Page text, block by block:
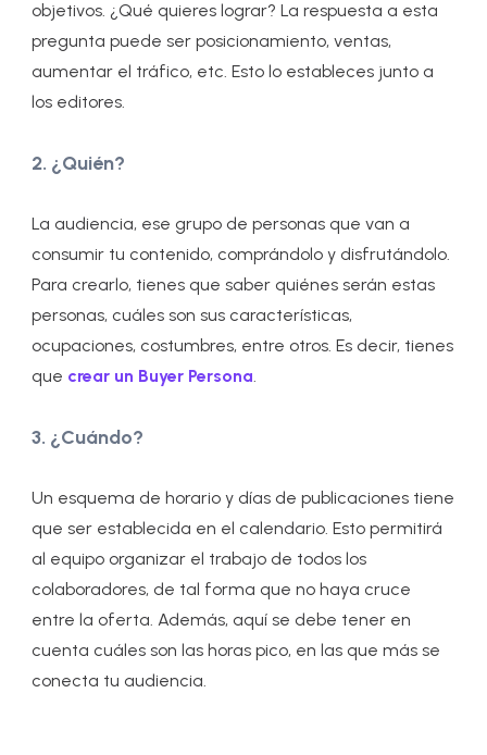
objetivos. ¿Qué quieres lograr? La respuesta a esta
pregunta puede ser posicionamiento, ventas,
aumentar el tráfico, etc. Esto lo estableces junto a
los editores.
2. ¿Quién?
La audiencia, ese grupo de personas que van a
consumir tu contenido, comprándolo y disfrutándolo.
Para crearlo, tienes que saber quiénes serán estas
personas, cuáles son sus características,
ocupaciones, costumbres, entre otros. Es decir, tienes
que crear un Buyer Persona.
3. ¿Cuándo?
Un esquema de horario y días de publicaciones tiene
que ser establecida en el calendario. Esto permitirá
al equipo organizar el trabajo de todos los
colaboradores, de tal forma que no haya cruce
entre la oferta. Además, aquí se debe tener en
cuenta cuáles son las horas pico, en las que más se
conecta tu audiencia.